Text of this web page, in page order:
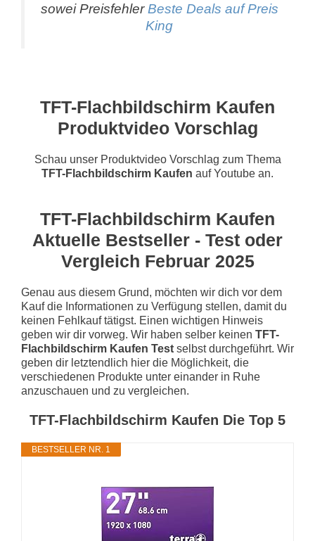
sowei Preisfehler Beste Deals auf Preis
King
TFT-Flachbildschirm Kaufen
Produktvideo Vorschlag
Schau unser Produktvideo Vorschlag zum Thema
TFT-Flachbildschirm Kaufen auf Youtube an.
TFT-Flachbildschirm Kaufen
Aktuelle Bestseller - Test oder
Vergleich Februar 2025
Genau aus diesem Grund, möchten wir dich vor dem
Kauf die Informationen zu Verfügung stellen, damit du
keinen Fehlkauf tätigst. Einen wichtigen Hinweis
geben wir dir vorweg. Wir haben selber keinen TFT-
Flachbildschirm Kaufen Test selbst durchgeführt. Wir
geben dir letztendlich hier die Möglichkeit, die
verschiedenen Produkte unter einander in Ruhe
anzuschauen und zu vergleichen.
TFT-Flachbildschirm Kaufen Die Top 5
BESTSELLER NR. 1